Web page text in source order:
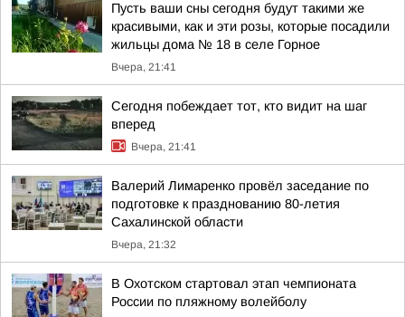
Пусть ваши сны сегодня будут такими же
красивыми, как и эти розы, которые посадили
жильцы дома № 18 в селе Горное
Вчера, 21:41
Сегодня побеждает тот, кто видит на шаг
вперед
Вчера, 21:41
Валерий Лимаренко провёл заседание по
подготовке к празднованию 80-летия
Сахалинской области
Вчера, 21:32
В Охотском стартовал этап чемпионата
России по пляжному волейболу